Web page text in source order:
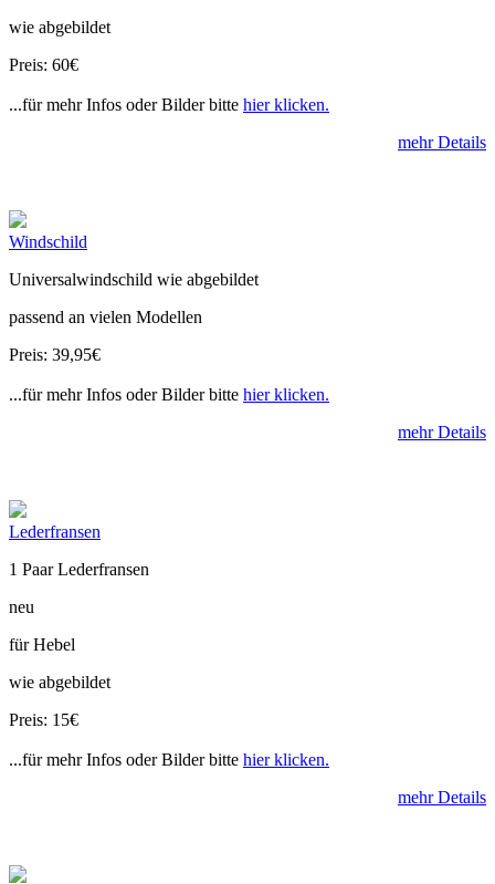
wie abgebildet
Preis: 60€
...für mehr Infos oder Bilder bitte hier klicken.
mehr Details
Windschild
Universalwindschild wie abgebildet
passend an vielen Modellen
Preis: 39,95€
...für mehr Infos oder Bilder bitte hier klicken.
mehr Details
Lederfransen
1 Paar Lederfransen
neu
für Hebel
wie abgebildet
Preis: 15€
...für mehr Infos oder Bilder bitte hier klicken.
mehr Details